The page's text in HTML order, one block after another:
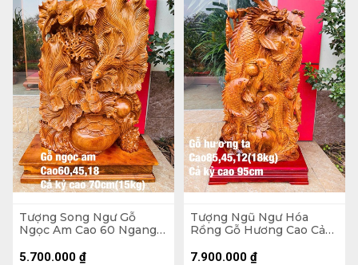
Tượng Song Ngư Gỗ
Ngọc Am Cao 60 Ngang
70 - 15kg
5.700.000 ₫
Tượng Ngũ Ngư Hóa
Rồng Gỗ Hương Cao Cả
(cm) - 18kg - Kỷ Cao 10
7.900.000 ₫